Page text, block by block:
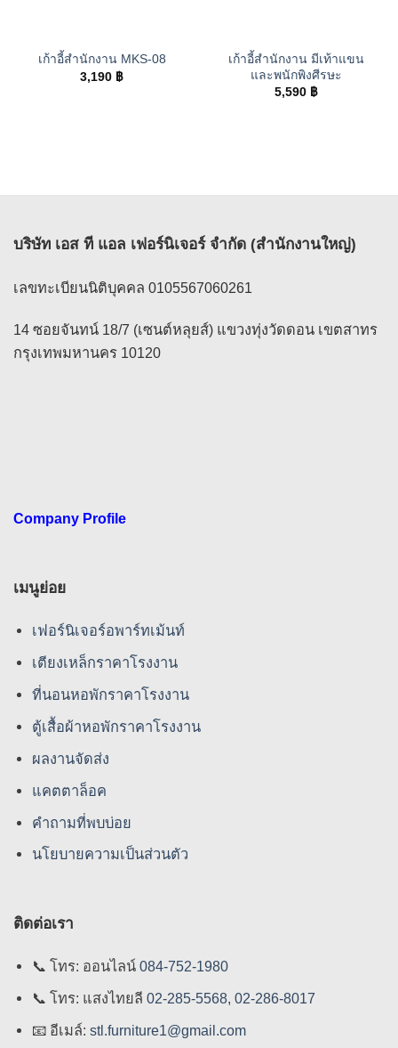
เก้าอี้สำนักงาน MKS-08
3,190 ฿
เก้าอี้สำนักงาน มีเท้าแขน
และพนักพิงศีรษะ
5,590 ฿
บริษัท เอส ที แอล เฟอร์นิเจอร์ จำกัด (สำนักงานใหญ่)
เลขทะเบียนนิติบุคคล 0105567060261
14 ซอยจันทน์ 18/7 (เซนต์หลุยส์) แขวงทุ่งวัดดอน เขตสาทร
กรุงเทพมหานคร 10120
Company Profile
เมนูย่อย
เฟอร์นิเจอร์อพาร์ทเม้นท์
เตียงเหล็กราคาโรงงาน
ที่นอนหอพักราคาโรงงาน
ตู้เสื้อผ้าหอพักราคาโรงงาน
ผลงานจัดส่ง
แคตตาล็อค
คําถามที่พบบ่อย
นโยบายความเป็นส่วนตัว
ติดต่อเรา
📞โทร: ออนไลน์084-752-1980
📞โทร: แสงไทยลี 02-285-5568,02-286-8017
📧 อีเมล์:stl.furniture1@gmail.com